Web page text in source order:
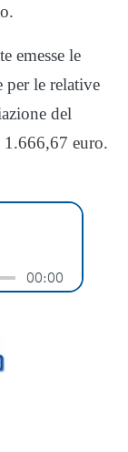
emesse le
per le relative
del
1.666,67 euro.